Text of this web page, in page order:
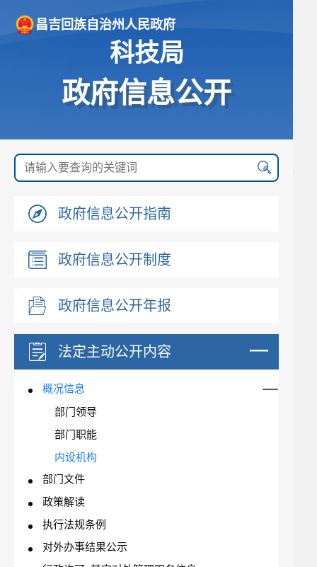
昌吉回族自治州人民政府
科技局
政府信息公开
政府信息公开指南
政府信息公开制度
政府信息公开年报
法定主动公开内容
概况信息
部门领导
部门职能
内设机构
部门文件
政策解读
执行法规条例
对外办事结果公示